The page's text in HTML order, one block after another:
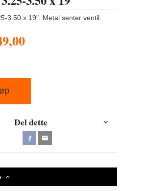
3.50 x 19". Metal senter ventil.
Del dette